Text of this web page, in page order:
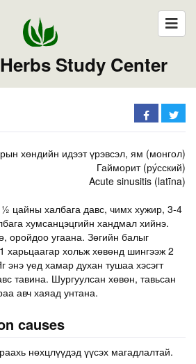
Study Center
хөндийн идээт үрэвсэл, ям (монгол)
Гайморит (ру́сский)
Acute sinusitis (latīna)
цайны халбага давс, чимх хужир, 3-4
хумсанцэцгийн хандмал хийнэ.
оройдоо угаана. Зөгийн балыг
харьцаагар хольж хөвөнд шингээж 2
энэ үед хамар духан тушаа хэсэгт
тавина. Шургуулсан хөвөн, тавьсан
авч хаяад унтана.
causes
нөхцлүүдэд үүсэх магадлалтай.